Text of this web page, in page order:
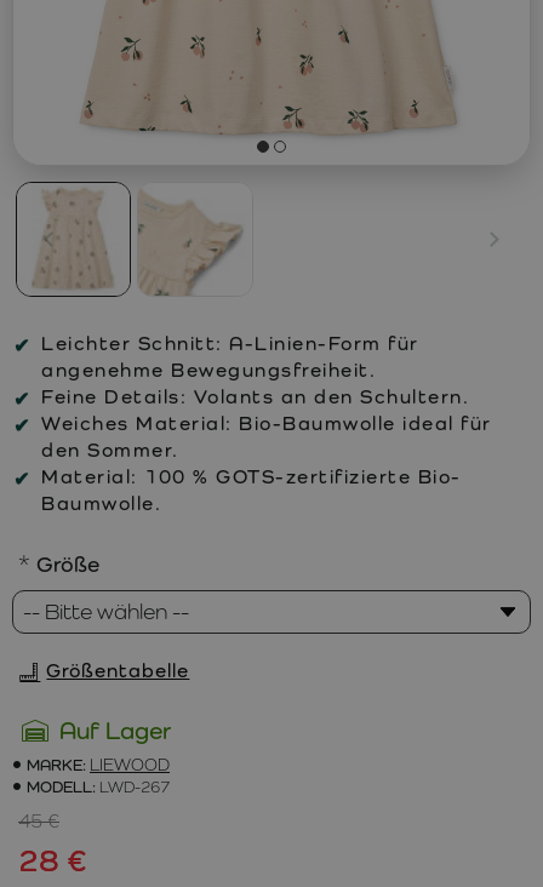
Leichter Schnitt: A-Linien-Form für
angenehme Bewegungsfreiheit.
Feine Details: Volants an den Schultern.
Weiches Material: Bio-Baumwolle ideal für
den Sommer.
Material: 100 % GOTS-zertifizierte Bio-
Baumwolle.
Auf Lager
MARKE: LIEWOOD
MODELL: LWD-267
28 €
45 €
Größe
Größentabelle